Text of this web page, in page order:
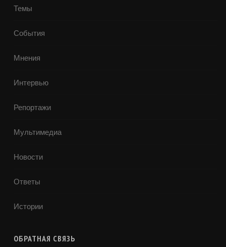
Темы
События
Мнения
Интервью
Репортажи
Мультимедиа
Новости
Ответы
Истории
ОБРАТНАЯ СВЯЗЬ